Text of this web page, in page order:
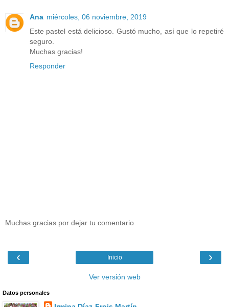
Ana miércoles, 06 noviembre, 2019
Este pastel está delicioso. Gustó mucho, así que lo repetiré
seguro.
Muchas gracias!
Responder
Muchas gracias por dejar tu comentario
‹ ›
Inicio
Ver versión web
Datos personales